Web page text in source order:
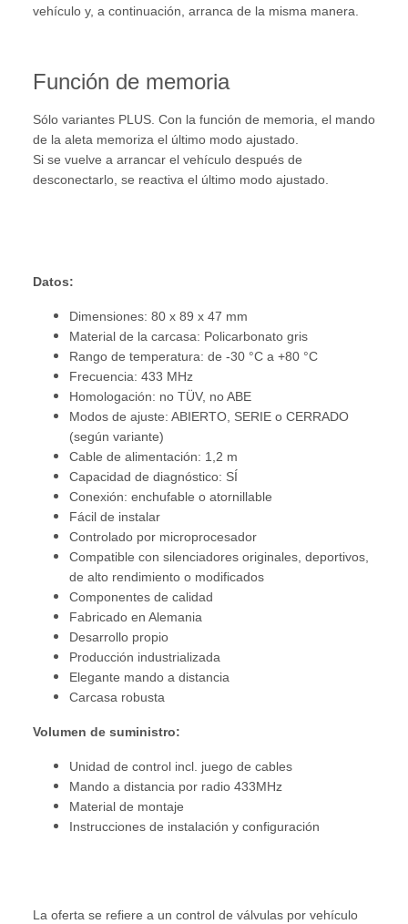
vehículo y, a continuación, arranca de la misma manera.
Función de memoria
Sólo variantes PLUS. Con la función de memoria, el mando
de la aleta memoriza el último modo ajustado.
Si se vuelve a arrancar el vehículo después de
desconectarlo, se reactiva el último modo ajustado.
Datos:
Dimensiones: 80 x 89 x 47 mm
Material de la carcasa: Policarbonato gris
Rango de temperatura: de -30 °C a +80 °C
Frecuencia: 433 MHz
Homologación: no TÜV, no ABE
Modos de ajuste: ABIERTO, SERIE o CERRADO
(según variante)
Cable de alimentación: 1,2 m
Capacidad de diagnóstico: SÍ
Conexión: enchufable o atornillable
Fácil de instalar
Controlado por microprocesador
Compatible con silenciadores originales, deportivos,
de alto rendimiento o modificados
Componentes de calidad
Fabricado en Alemania
Desarrollo propio
Producción industrializada
Elegante mando a distancia
Carcasa robusta
Volumen de suministro:
Unidad de control incl. juego de cables
Mando a distancia por radio 433MHz
Material de montaje
Instrucciones de instalación y configuración
La oferta se refiere a un control de válvulas por vehículo